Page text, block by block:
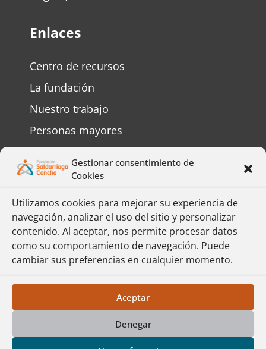
Gestionar consentimiento de
Cookies
Utilizamos cookies para mejorar su experiencia de
navegación, analizar el uso del sitio y personalizar
contenido. Al aceptar, nos permite procesar datos
como su comportamiento de navegación. Puede
cambiar sus preferencias en cualquier momento.
Aceptar
Denegar
Enlaces
Centro de recursos
La fundación
Nuestro trabajo
Personas mayores
Personas con discapacidad
Preguntas frecuentes
Contáctenos
Complete el formulario y responderemos
su mensaje lo más pronto posible.
Política de Protección de Datos
Fundación Saldarriaga Concha – Derechos
Reservados © 2026 – Página web realizada